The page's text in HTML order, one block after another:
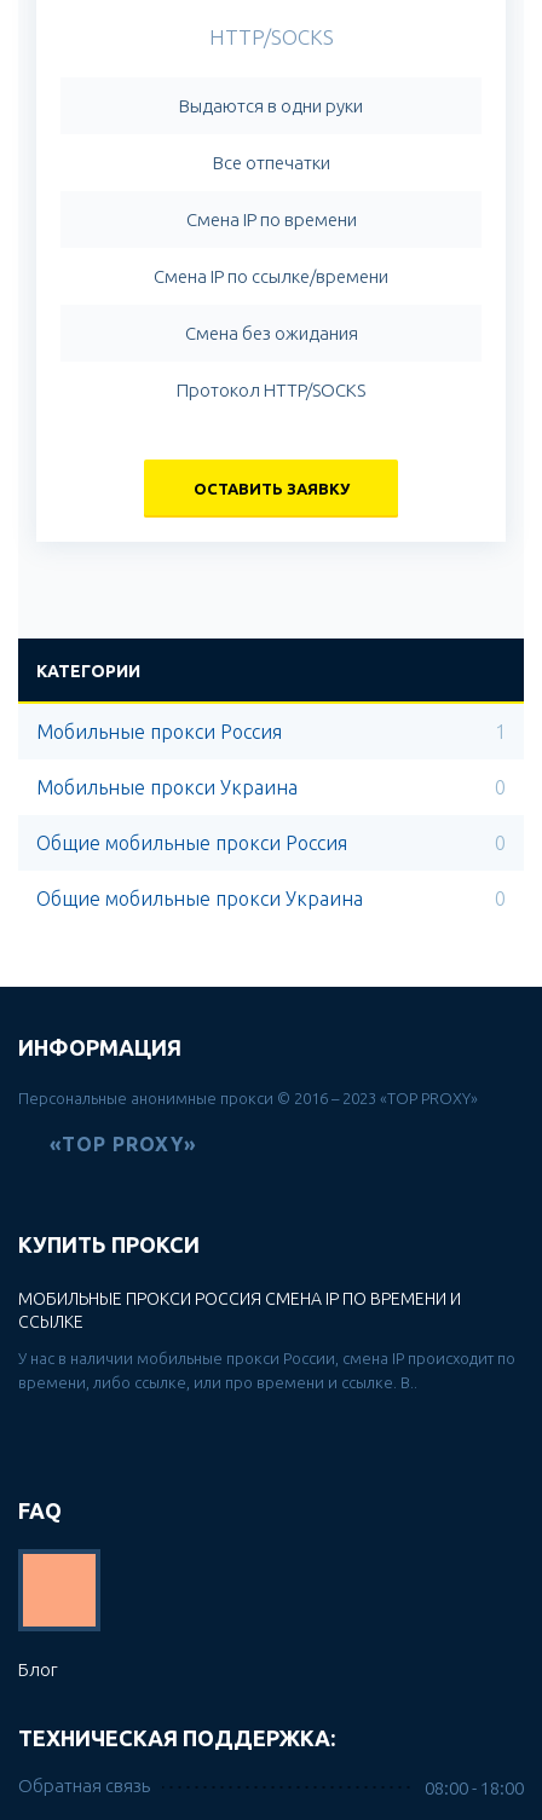
HTTP/SOCKS
Выдаются в одни руки
Все отпечатки
Смена IP по времени
Смена IP по ссылке/времени
Смена без ожидания
Протокол HTTP/SOCKS
ОСТАВИТЬ ЗАЯВКУ
КАТЕГОРИИ
Мобильные прокси Россия 1
Мобильные прокси Украина 0
Общие мобильные прокси Россия 0
Общие мобильные прокси Украина 0
ИНФОРМАЦИЯ
Персональные анонимные прокси © 2016 – 2023 «TOP PROXY»
«TOP PROXY»
КУПИТЬ ПРОКСИ
МОБИЛЬНЫЕ ПРОКСИ РОССИЯ СМЕНА IP ПО ВРЕМЕНИ И
ССЫЛКЕ
У нас в наличии мобильные прокси России, смена IP происходит по
времени, либо ссылке, или про времени и ссылке. В..
FAQ
Блог
ТЕХНИЧЕСКАЯ ПОДДЕРЖКА:
Обратная связь 08:00 - 18:00